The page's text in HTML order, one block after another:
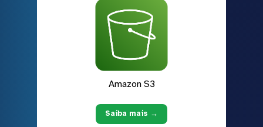
Amazon S3
Saiba mais →